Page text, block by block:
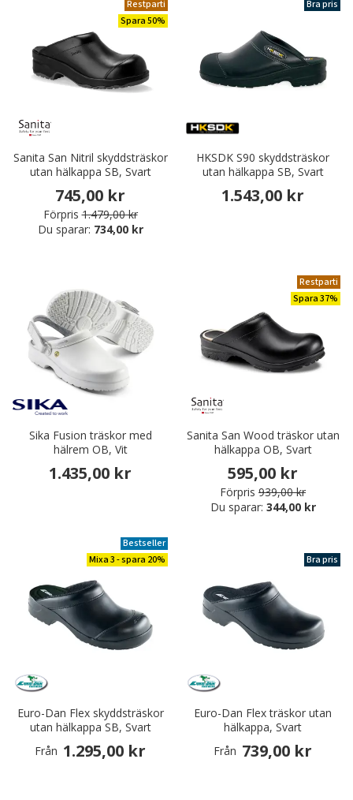
Restparti
Spara 50%
Sanita San Nitril skyddsträskor
utan hälkappa SB, Svart
745,00 kr
Förpris 1.479,00 kr
Du sparar: 734,00 kr
Bra pris
HKSDK S90 skyddsträskor
utan hälkappa SB, Svart
1.543,00 kr
Sika Fusion träskor med
hälrem OB, Vit
1.435,00 kr
Restparti
Spara 37%
Sanita San Wood träskor utan
hälkappa OB, Svart
595,00 kr
Förpris 939,00 kr
Du sparar: 344,00 kr
Bestseller
Mixa 3 - spara 20%
Euro-Dan Flex skyddsträskor
utan hälkappa SB, Svart
Från 1.295,00 kr
Bra pris
Euro-Dan Flex träskor utan
hälkappa, Svart
Från 739,00 kr